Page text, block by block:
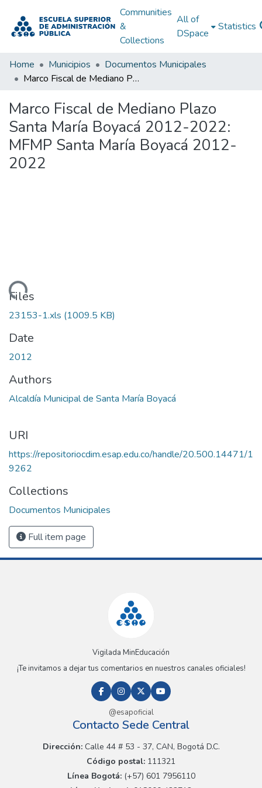
Communities
&
Collections
All of
DSpace
Statistics
Home Municipios
Documentos Municipales
Marco Fiscal de Mediano Plazo Santa María Boyacá 2012-2022: MFMP Santa María Boyacá 2012-2022
Marco Fiscal de Mediano Plazo
Santa María Boyacá 2012-2022:
MFMP Santa María Boyacá 2012-
2022
Files
23153-1.xls (1009.5 KB)
Date
2012
Authors
Alcaldía Municipal de Santa María Boyacá
URI
https://repositoriocdim.esap.edu.co/handle/20.500.14471/1
9262
Collections
Documentos Municipales
Full item page
Vigilada MinEducación
¡Te invitamos a dejar tus comentarios en nuestros canales oficiales!
@esapoficial
Contacto Sede Central
Dirección:Calle 44 # 53 - 37, CAN, Bogotá D.C.
Código postal: 111321
Línea Bogotá:(+57) 601 7956110